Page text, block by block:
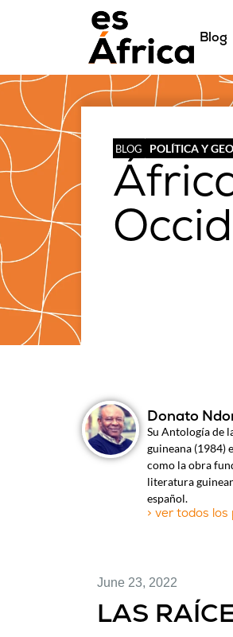
Blog
BLOG POLÍTICA Y
Donato
Su Antología de
guineana (1984)
como la obra
literatura
español.
> ver todos los
June 23, 2022
LAS